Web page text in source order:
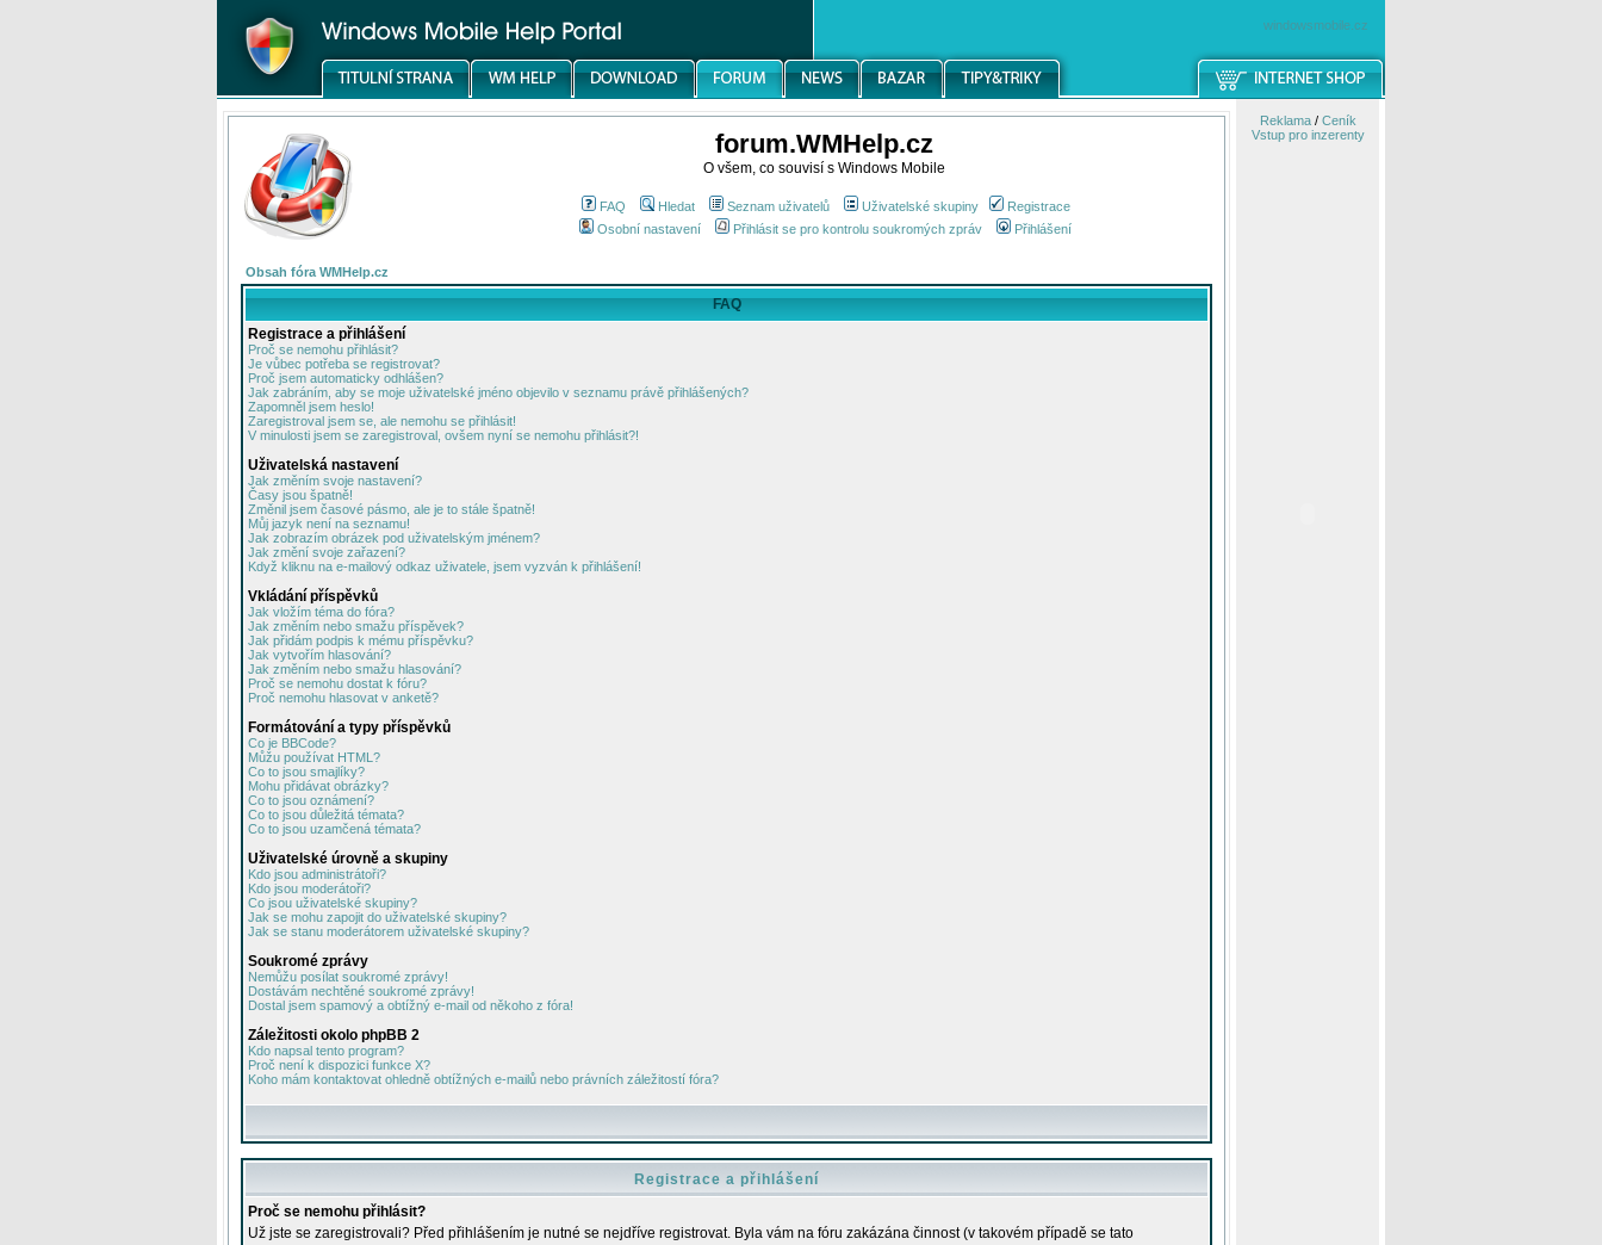
windowsmobile.cz
forum.WMHelp.cz
O všem, co souvisí s Windows Mobile
FAQ Hledat Seznam uživatelů Uživatelské skupiny
Registrace
Osobní nastavení
Přihlásit se pro kontrolu soukromých zpráv Přihlášení
Obsah fóra WMHelp.cz
FAQ
Registrace a přihlášení
Proč se nemohu přihlásit?
Je vůbec potřeba se registrovat?
Proč jsem automaticky odhlášen?
Jak zabráním, aby se moje uživatelské jméno objevilo v seznamu právě přihlášených?
Zapomněl jsem heslo!
Zaregistroval jsem se, ale nemohu se přihlásit!
V minulosti jsem se zaregistroval, ovšem nyní se nemohu přihlásit?!
Uživatelská nastavení
Jak změním svoje nastavení?
Časy jsou špatně!
Změnil jsem časové pásmo, ale je to stále špatně!
Můj jazyk není na seznamu!
Jak zobrazím obrázek pod uživatelským jménem?
Jak změní svoje zařazení?
Když kliknu na e-mailový odkaz uživatele, jsem vyzván k přihlášení!
Vkládání příspěvků
Jak vložím téma do fóra?
Jak změním nebo smažu příspěvek?
Jak přidám podpis k mému příspěvku?
Jak vytvořím hlasování?
Jak změním nebo smažu hlasování?
Proč se nemohu dostat k fóru?
Proč nemohu hlasovat v anketě?
Formátování a typy příspěvků
Co je BBCode?
Můžu používat HTML?
Co to jsou smajlíky?
Mohu přidávat obrázky?
Co to jsou oznámení?
Co to jsou důležitá témata?
Co to jsou uzamčená témata?
Uživatelské úrovně a skupiny
Kdo jsou administrátoři?
Kdo jsou moderátoři?
Co jsou uživatelské skupiny?
Jak se mohu zapojit do uživatelské skupiny?
Jak se stanu moderátorem uživatelské skupiny?
Soukromé zprávy
Nemůžu posílat soukromé zprávy!
Dostávám nechtěné soukromé zprávy!
Dostal jsem spamový a obtížný e-mail od někoho z fóra!
Záležitosti okolo phpBB 2
Kdo napsal tento program?
Proč není k dispozici funkce X?
Koho mám kontaktovat ohledně obtížných e-mailů nebo právních záležitostí fóra?
Registrace a přihlášení
Proč se nemohu přihlásit?
Už jste se zaregistrovali? Před přihlášením je nutné se nejdříve registrovat. Byla vám na fóru zakázána činnost (v takovém případě se tato
Reklama/ Ceník
Vstup pro inzerenty